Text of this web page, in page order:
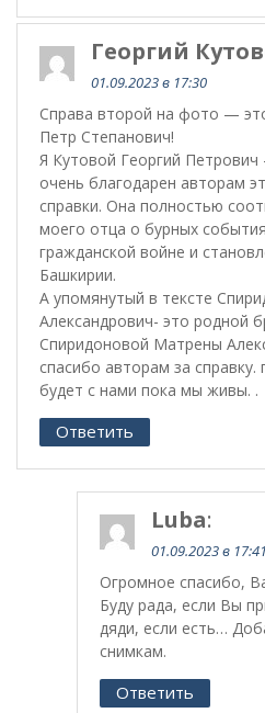
Георгий
01.09.2023 в 17:30
Справа второй на фото —
Петр Степанович!
Я Кутовой Георгий
очень благодарен авторам
справки. Она полностью
моего отца о бурных
гражданской войне и
Башкирии.
А упомянутый в тексте
Александрович- это родной
Спиридоновой Матрены
спасибо авторам за
будет с нами пока мы живы. .
Ответить
Luba:
01.09.2023 в 17:41
Огромное спасибо,
Буду рада, если Вы
дяди, если есть…
снимкам.
Ответить